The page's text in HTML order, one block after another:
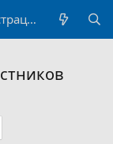
Регистрация